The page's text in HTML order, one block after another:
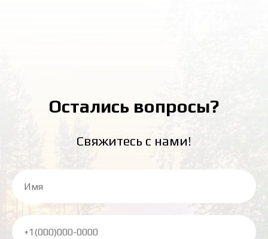
Остались вопросы?
Свяжитесь с нами!